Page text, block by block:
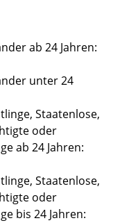
ab 24 Jahren:
unter 24
Staatenlose,
oder
ab 24 Jahren:
Staatenlose,
oder
bis 24 Jahren: